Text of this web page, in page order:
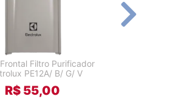
Filtro Purificador
PE12A/ B/ G/ V
R$ 55,00